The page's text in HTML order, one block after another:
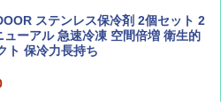
ビ-パル) 2026年 9 月号【特別付録:
ニマル"旅"財布 ランダム2種】
き方 スター・ウォーズ
ーズコレクション 山善] ポップアッ
傘みたいに広げて畳める パッとサ
シェード キューブ フルクローズ メ
ング カーキ PATC-150(KH)
ステンレス保冷剤 2個セット 2
ューアル 急速冷凍 空間倍増 衛生的
ト 保冷力長持ち